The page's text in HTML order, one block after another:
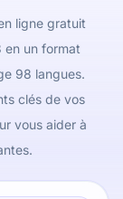
ligne gratuit
en un format
98 langues.
clés de vos
vous aider à